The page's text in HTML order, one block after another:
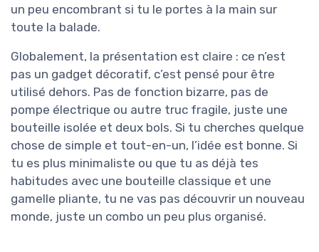
un peu encombrant si tu le portes à la main sur
toute la balade.
Globalement, la présentation est claire : ce n’est
pas un gadget décoratif, c’est pensé pour être
utilisé dehors. Pas de fonction bizarre, pas de
pompe électrique ou autre truc fragile, juste une
bouteille isolée et deux bols. Si tu cherches quelque
chose de simple et tout-en-un, l’idée est bonne. Si
tu es plus minimaliste ou que tu as déjà tes
habitudes avec une bouteille classique et une
gamelle pliante, tu ne vas pas découvrir un nouveau
monde, juste un combo un peu plus organisé.